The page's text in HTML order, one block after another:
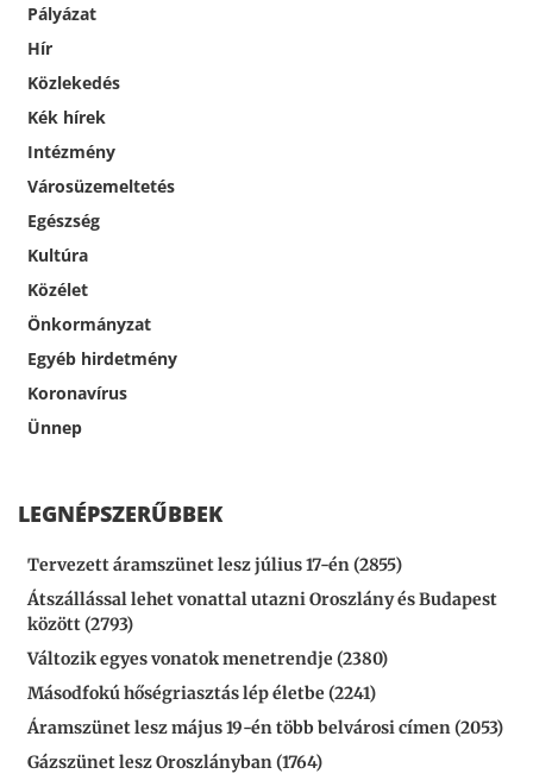
Pályázat
Hír
Közlekedés
Kék hírek
Intézmény
Városüzemeltetés
Egészség
Kultúra
Közélet
Önkormányzat
Egyéb hirdetmény
Koronavírus
Ünnep
LEGNÉPSZERŰBBEK
Tervezett áramszünet lesz július 17-én (2855)
Átszállással lehet vonattal utazni Oroszlány és Budapest
között (2793)
Változik egyes vonatok menetrendje (2380)
Másodfokú hőségriasztás lép életbe (2241)
Áramszünet lesz május 19-én több belvárosi címen (2053)
Gázszünet lesz Oroszlányban (1764)